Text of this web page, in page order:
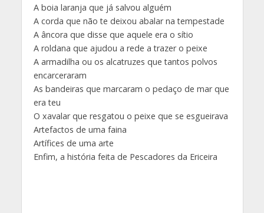
A boia laranja que já salvou alguém
A corda que não te deixou abalar na tempestade
A âncora que disse que aquele era o sítio
A roldana que ajudou a rede a trazer o peixe
A armadilha ou os alcatruzes que tantos polvos
encarceraram
As bandeiras que marcaram o pedaço de mar que
era teu
O xavalar que resgatou o peixe que se esgueirava
Artefactos de uma faina
Artífices de uma arte
Enfim, a história feita de Pescadores da Ericeira